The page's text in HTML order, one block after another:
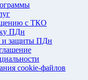
с ТКО
ПДн
и защиты ПДн
cookie-файлов